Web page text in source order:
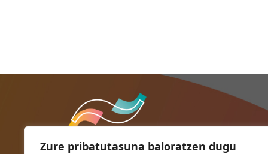
Zure pribatutasuna baloratzen dugu